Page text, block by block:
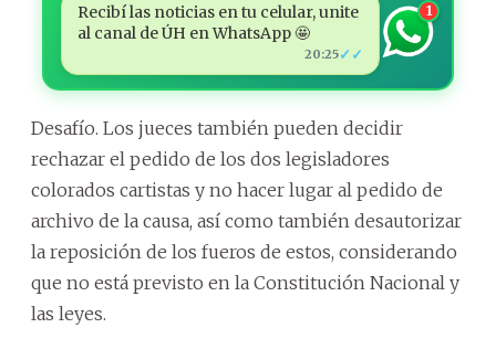
Recibí las noticias en tu celular, unite
al canal de ÚH en WhatsApp 🤩
20:25✓✓
1
Desafío. Los jueces también pueden decidir
rechazar el pedido de los dos legisladores
colorados cartistas y no hacer lugar al pedido de
archivo de la causa, así como también desautorizar
la reposición de los fueros de estos, considerando
que no está previsto en la Constitución Nacional y
las leyes.